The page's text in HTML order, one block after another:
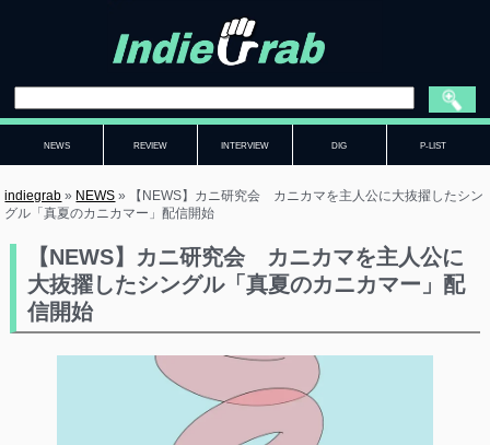
NEWS REVIEW INTERVIEW DIG P-LIST
indiegrab » NEWS »
【NEWS】カニ研究会 カニカマを主人公に大抜擢したシン
グル「真夏のカニカマー」配信開始
【NEWS】カニ研究会 カニカマを主人公に
大抜擢したシングル「真夏のカニカマー」配
信開始